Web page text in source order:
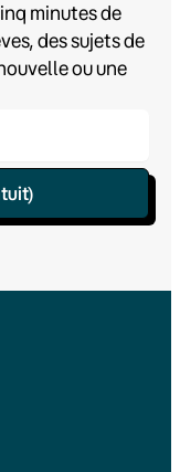
minutes de
des sujets de
ou une